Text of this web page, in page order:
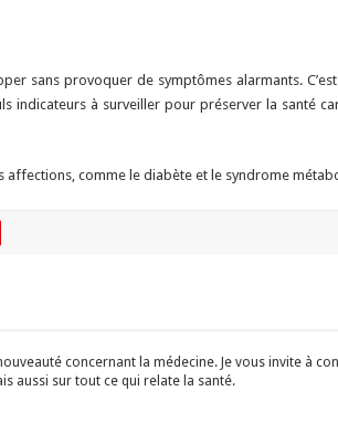
sans provoquer de symptômes alarmants.
indicateurs à surveiller pour préserver la santé
affections, comme le diabète et le syndrome
concernant la médecine. Je vous invite à
aussi sur tout ce qui relate la santé.